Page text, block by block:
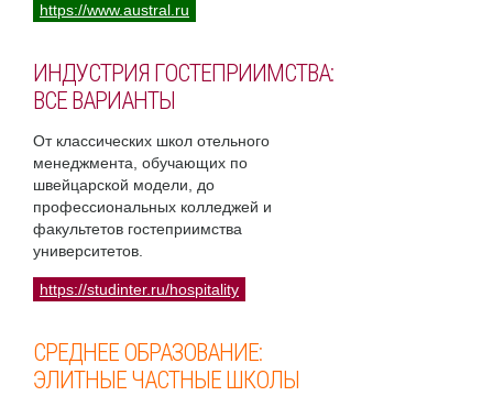
https://www.austral.ru
ИНДУСТРИЯ ГОСТЕПРИИМСТВА:
ВСЕ ВАРИАНТЫ
От классических школ отельного
менеджмента, обучающих по
швейцарской модели, до
профессиональных колледжей и
факультетов гостеприимства
университетов.
https://studinter.ru/hospitality
СРЕДНЕЕ ОБРАЗОВАНИЕ:
ЭЛИТНЫЕ ЧАСТНЫЕ ШКОЛЫ